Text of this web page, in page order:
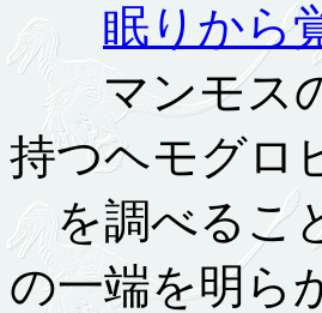
眠りから
マンモスの
持つヘモグロ
を調べるこ
の一端を明ら